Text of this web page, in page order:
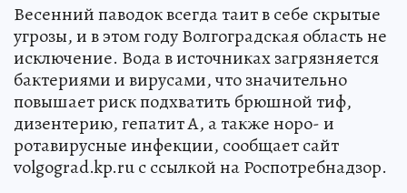
Весенний паводок всегда таит в себе скрытые
угрозы, и в этом году Волгоградская область не
исключение. Вода в источниках загрязняется
бактериями и вирусами, что значительно
повышает риск подхватить брюшной тиф,
дизентерию, гепатит А, а также норо- и
ротавирусные инфекции, сообщает сайт
volgograd.kp.ru с ссылкой на Роспотребнадзор.